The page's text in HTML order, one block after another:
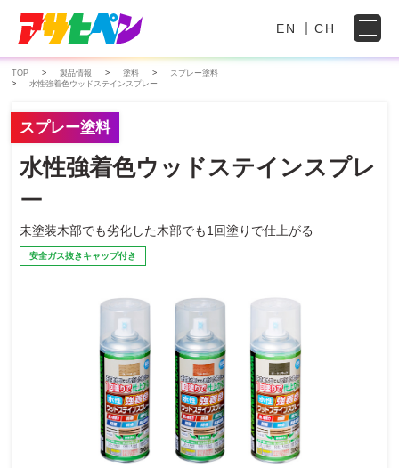
EN CH
TOP 製品情報 塗料
スプレー塗料
水性強着色ウッドステインスプレー
スプレー塗料
水性強着色ウッドステインスプレ
ー
未塗装木部でも劣化した木部でも1回塗りで仕上がる
安全ガス抜きキャップ付き